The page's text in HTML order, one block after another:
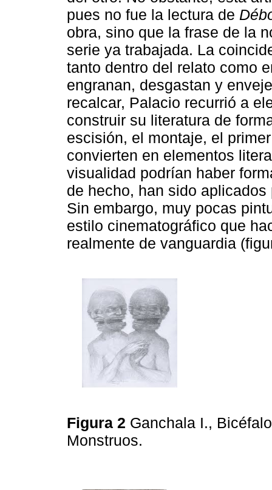
pues no fue la lectura de
obra, sino que la frase de la
serie ya trabajada. La
tanto dentro del relato como
engranan, desgastan y
recalcar, Palacio recurrió a
construir su literatura de
escisión, el montaje, el
convierten en elementos
visualidad podrían haber
de hecho, han sido
Sin embargo, muy pocas
estilo cinematográfico que
realmente de vanguardia
Figura 2 Ganchala I.,
Monstruos.